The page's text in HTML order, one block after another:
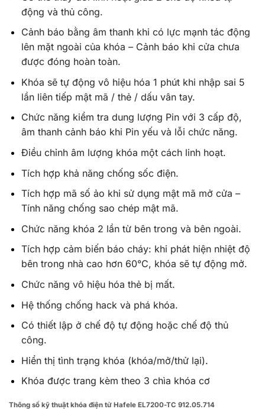
động và thủ công.
Cảnh báo bằng âm thanh khi có lực mạnh tác động
lên mặt ngoài của khóa – Cảnh báo khi cửa chưa
được đóng hoàn toàn.
Khóa sẽ tự động vô hiệu hóa 1 phút khi nhập sai 5
lần liên tiếp mật mã / thẻ / dấu vân tay.
Chức năng kiểm tra dung lượng Pin với 3 cấp độ,
âm thanh cảnh báo khi Pin yếu và lỗi chức năng.
Điều chỉnh âm lượng khóa một cách linh hoạt.
Tích hợp khả năng chống sốc điện.
Tích hợp mã số ảo khi sử dụng mật mã mở cửa –
Tính năng chống sao chép mật mã.
Chức năng khóa 2 lần từ bên trong và bên ngoài.
Tích hợp cảm biến báo cháy: khi phát hiện nhiệt độ
bên trong nhà cao hơn 60°C, khóa sẽ tự động mở.
Chức năng vô hiệu hóa thẻ bị mất.
Hệ thống chống hack và phá khóa.
Có thiết lập ở chế độ tự động hoặc chế độ thủ
công.
Hiển thị tình trạng khóa (khóa/mở/thử lại).
Khóa được trang kèm theo 3 chìa khóa cơ
Thông số kỹ thuật khóa điện tử Hafele EL7200-TC 912.05.714